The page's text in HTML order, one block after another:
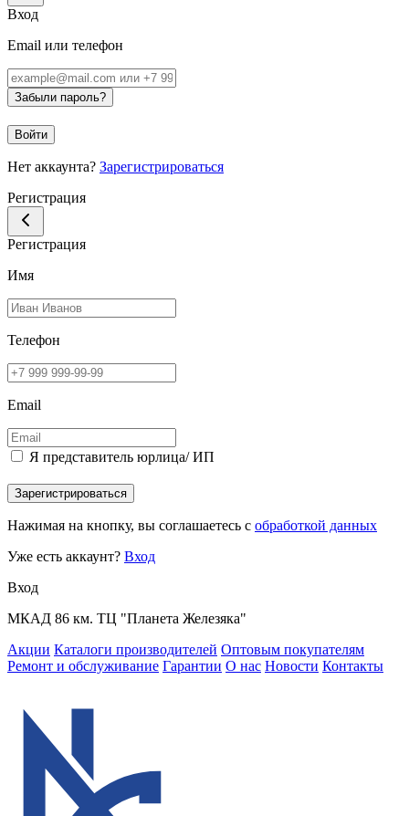
Вход
Email или телефон
Забыли пароль?
Войти
Нет аккаунта? Зарегистрироваться
Регистрация
Регистрация
Имя
Телефон
Email
Я представитель юрлица/ ИП
Зарегистрироваться
Нажимая на кнопку, вы соглашаетесь с обработкой данных
Уже есть аккаунт? Вход
Вход
МКАД 86 км. ТЦ "Планета Железяка"
Акции Каталоги производителей Оптовым покупателям
Ремонт и обслуживание Гарантии О нас Новости Контакты